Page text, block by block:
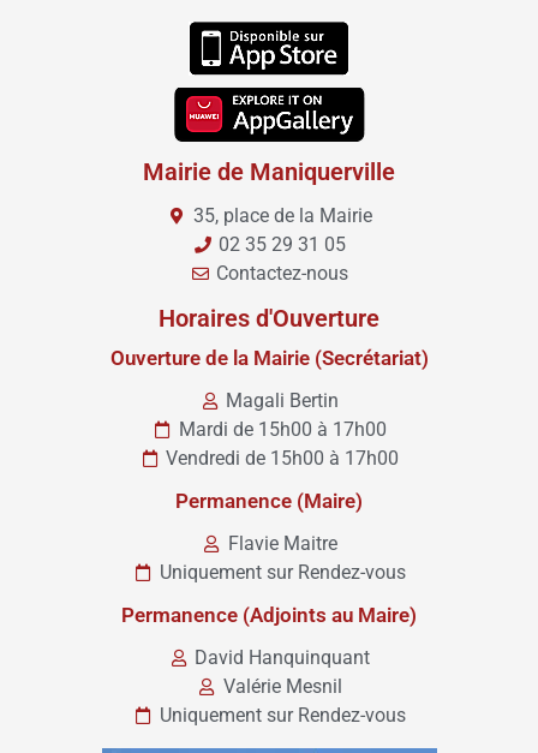
Mairie de Maniquerville
35, place de la Mairie
02 35 29 31 05
Contactez-nous
Horaires d'Ouverture
Ouverture de la Mairie (Secrétariat)
Magali Bertin
Mardi de 15h00 à 17h00
Vendredi de 15h00 à 17h00
Permanence (Maire)
Flavie Maitre
Uniquement sur Rendez-vous
Permanence (Adjoints au Maire)
David Hanquinquant
Valérie Mesnil
Uniquement sur Rendez-vous